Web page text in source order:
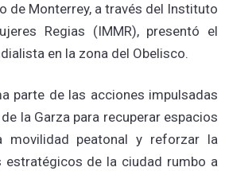
de Monterrey, a través del Instituto
Regias (IMMR), presentó el
en la zona del Obelisco.
parte de las acciones impulsadas
la Garza para recuperar espacios
movilidad peatonal y reforzar la
estratégicos de la ciudad rumbo a